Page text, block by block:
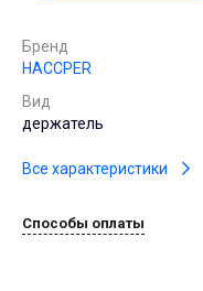
Бренд
HACCPER
Вид
держатель
Все характеристики
Способы оплаты